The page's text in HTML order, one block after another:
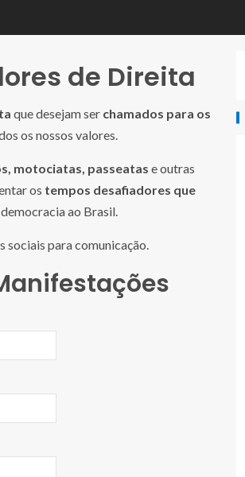
de Direita
que desejam ser chamados para os
os nossos valores.
motociatas, passeatas e outras
os tempos desafiadores que
ao Brasil.
sociais para comunicação.